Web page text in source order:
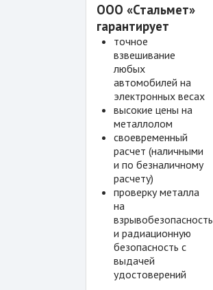
ООО «Стальмет»
гарантирует
точное
взвешивание
любых
автомобилей на
электронных весах
высокие цены на
металлолом
своевременный
расчет (наличными
и по безналичному
расчету)
проверку металла
на
взрывобезопасность
и радиационную
безопасность с
выдачей
удостоверений